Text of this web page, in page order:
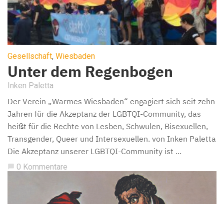
Gesellschaft, Wiesbaden
Unter dem Regenbogen
Inken Paletta
Der Verein „Warmes Wiesbaden“ engagiert sich seit zehn
Jahren für die Akzeptanz der LGBTQI-Community, das
heißt für die Rechte von Lesben, Schwulen, Bisexuellen,
Transgender, Queer und Intersexuellen. von Inken Paletta
Die Akzeptanz unserer LGBTQI-Community ist ...
chat_bubble 0 Kommentare